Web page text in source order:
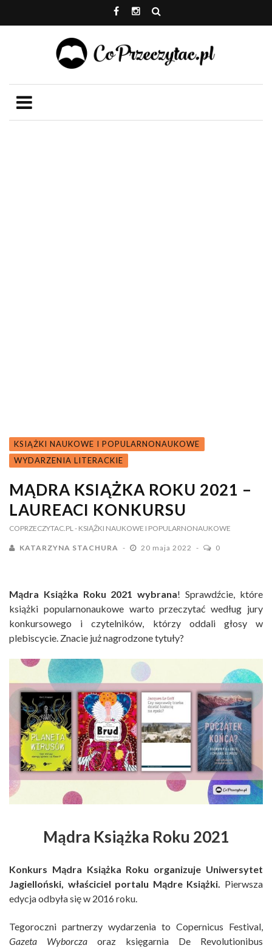
KSIĄŻKI NAUKOWE I POPULARNONAUKOWE
WYDARZENIA LITERACKIE
MĄDRA KSIĄŻKA ROKU 2021 –
LAUREACI KONKURSU
COPRZECZYTAC.PL - KSIĄŻKI NAUKOWE I POPULARNONAUKOWE
KATARZYNA STACHURA 20 maja 2022 0
Mądra Książka Roku 2021 wybrana! Sprawdźcie, które
książki popularnonaukowe warto przeczytać według jury
konkursowego i czytelników, którzy oddali głosy w
plebiscycie. Znacie już nagrodzone tytuły?
Mądra Książka Roku 2021
Konkurs Mądra Książka Roku organizuje Uniwersytet
Jagielloński, właściciel portalu Mądre Książki. Pierwsza
edycja odbyła się w 2016 roku.
Tegoroczni partnerzy wydarzenia to Copernicus Festival,
Gazeta Wyborcza oraz księgarnia De Revolutionibus